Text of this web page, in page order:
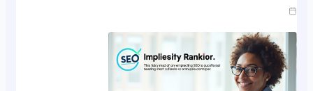
ינו 20, 2025